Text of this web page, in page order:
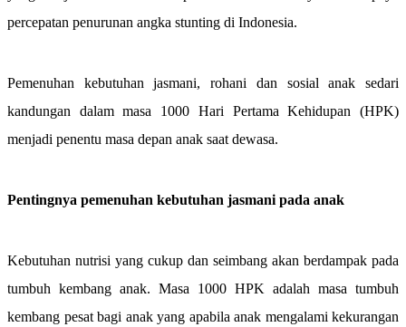
percepatan penurunan angka stunting di Indonesia.
Pemenuhan kebutuhan jasmani, rohani dan sosial anak sedari
kandungan dalam masa 1000 Hari Pertama Kehidupan (HPK)
menjadi penentu masa depan anak saat dewasa.
Pentingnya pemenuhan kebutuhan jasmani pada anak
Kebutuhan nutrisi yang cukup dan seimbang akan berdampak pada
tumbuh kembang anak. Masa 1000 HPK adalah masa tumbuh
kembang pesat bagi anak yang apabila anak mengalami kekurangan